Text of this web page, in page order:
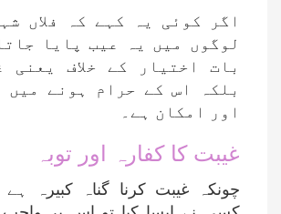
اگر کوئی یہ کہے کہ فلاں
لوگوں میں یہ عیب پایا
بات اختیار کے خلاف یعنی
بلکہ اس کے حرام ہونے میں
اور امکان ہے۔
غیبت کا کفارہ اور توبہ
چونکہ غیبت کرنا گناہ کبیرہ